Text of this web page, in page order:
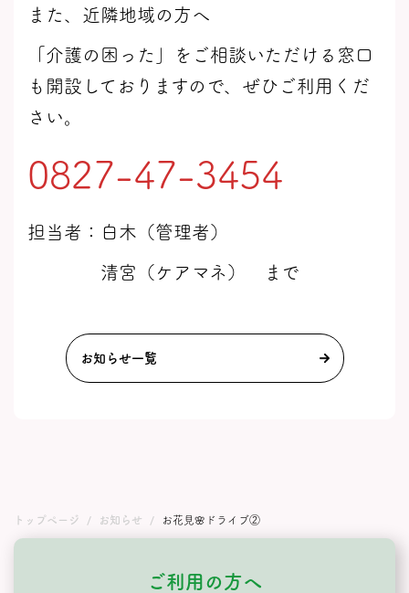
また、近隣地域の方へ
「介護の困った」をご相談いただける窓口
も開設しておりますので、ぜひご利用くだ
さい。
0827-47-3454
担当者：白木（管理者）
清宮（ケアマネ） まで
お知らせ一覧
トップページ お知らせ お花見🌸ドライブ②
ご利用の方へ